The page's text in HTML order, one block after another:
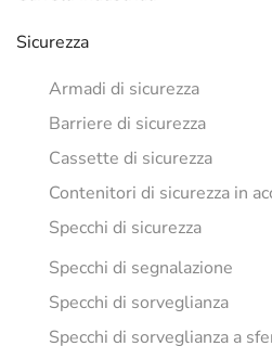
Sicurezza
Armadi di sicurezza
Barriere di sicurezza
Cassette di sicurezza
Contenitori di sicurezza in
Specchi di sicurezza
Specchi di segnalazione
Specchi di sorveglianza
Specchi di sorveglianza a